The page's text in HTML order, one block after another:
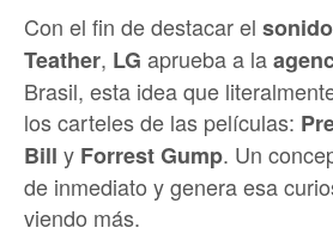
Con el fin de destacar el sonido
Teather, LG aprueba a la
Brasil, esta idea que
los carteles de las películas:
Bill y Forrest Gump. Un
de inmediato y genera esa
viendo más.